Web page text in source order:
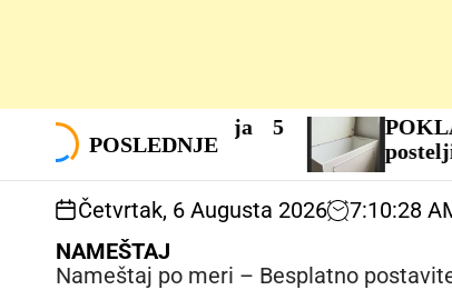
POSLEDNJE
– Garancija 5
posteljinu
Četvrtak, 6 Augusta 2026 7:10:29
NAMEŠTAJ
Nameštaj po meri – Besplatno